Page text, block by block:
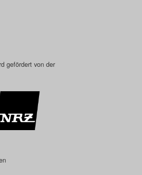
2024
Blog
Blog
gefördert von der